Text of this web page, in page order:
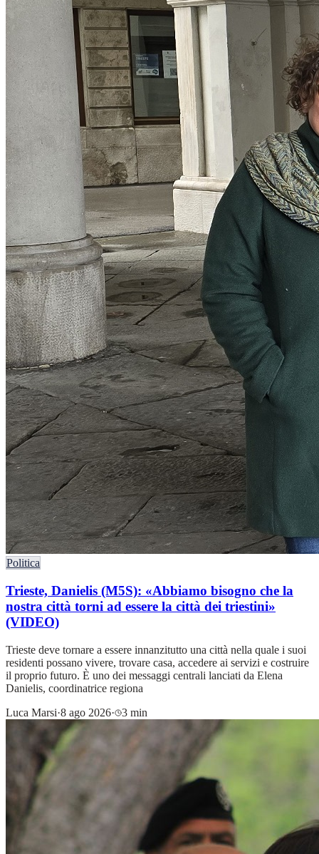
Politica
Trieste, Danielis (M5S): «Abbiamo bisogno che la
nostra città torni ad essere la città dei triestini»
(VIDEO)
Trieste deve tornare a essere innanzitutto una città nella quale i suoi
residenti possano vivere, trovare casa, accedere ai servizi e costruire
il proprio futuro. È uno dei messaggi centrali lanciati da Elena
Danielis, coordinatrice regiona
Luca Marsi·8 ago 2026· 3 min